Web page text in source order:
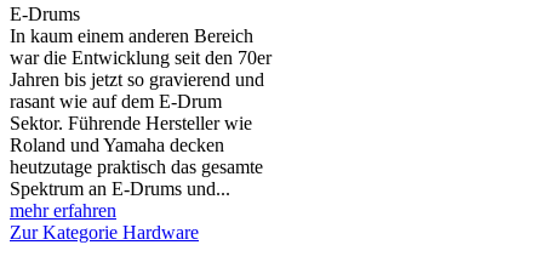
E-Drums
In kaum einem anderen Bereich
war die Entwicklung seit den 70er
Jahren bis jetzt so gravierend und
rasant wie auf dem E-Drum
Sektor. Führende Hersteller wie
Roland und Yamaha decken
heutzutage praktisch das gesamte
Spektrum an E-Drums und...
mehr erfahren
Zur Kategorie Hardware